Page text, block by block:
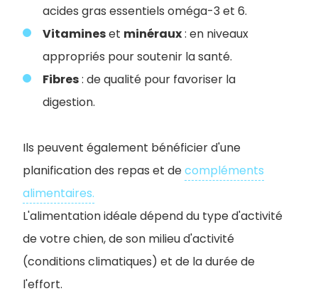
acides gras essentiels oméga-3 et 6.
Vitamineset minéraux: en niveaux
appropriés pour soutenir la santé.
Fibres: de qualité pour favoriser la
digestion.
Ils peuvent également bénéficier d'une
planification des repas et decompléments
alimentaires.
L'alimentation idéale dépend du type d'activité
de votre chien, de son milieu d'activité
(conditions climatiques) et de la durée de
l'effort.